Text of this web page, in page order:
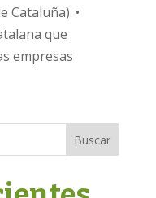
Cataluña). •
que
empresas
Buscar